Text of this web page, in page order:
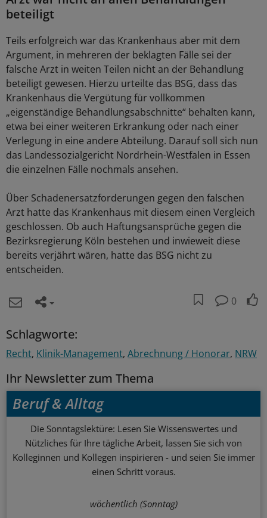
beteiligt
Teils erfolgreich war das Krankenhaus aber mit dem
Argument, in mehreren der beklagten Fälle sei der
falsche Arzt in weiten Teilen nicht an der Behandlung
beteiligt gewesen. Hierzu urteilte das BSG, dass das
Krankenhaus die Vergütung für vollkommen
„eigenständige Behandlungsabschnitte“ behalten kann,
etwa bei einer weiteren Erkrankung oder nach einer
Verlegung in eine andere Abteilung. Darauf soll sich nun
das Landessozialgericht Nordrhein-Westfalen in Essen
die einzelnen Fälle nochmals ansehen.
Über Schadenersatzforderungen gegen den falschen
Arzt hatte das Krankenhaus mit diesem einen Vergleich
geschlossen. Ob auch Haftungsansprüche gegen die
Bezirksregierung Köln bestehen und inwieweit diese
bereits verjährt wären, hatte das BSG nicht zu
entscheiden.
0
Schlagworte:
Recht Klinik-Management Abrechnung / Honorar NRW
Ihr Newsletter zum Thema
Beruf & Alltag
Die Sonntagslektüre: Lesen Sie Wissenswertes und
Nützliches für Ihre tägliche Arbeit, lassen Sie sich von
Kolleginnen und Kollegen inspirieren - und seien Sie immer
einen Schritt voraus.
wöchentlich (Sonntag)